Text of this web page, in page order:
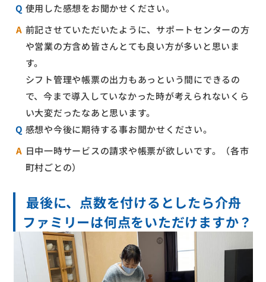
Q 使用した感想をお聞かせください。
A 前記させていただいたように、サポートセンターの方
や営業の方含め皆さんとても良い方が多いと思いま
す。
シフト管理や帳票の出力もあっという間にできるの
で、今まで導入していなかった時が考えられないくら
い大変だったなあと思います。
Q 感想や今後に期待する事お聞かせください。
A 日中一時サービスの請求や帳票が欲しいです。（各市
町村ごとの）
最後に、点数を付けるとしたら介舟
ファミリーは何点をいただけますか？